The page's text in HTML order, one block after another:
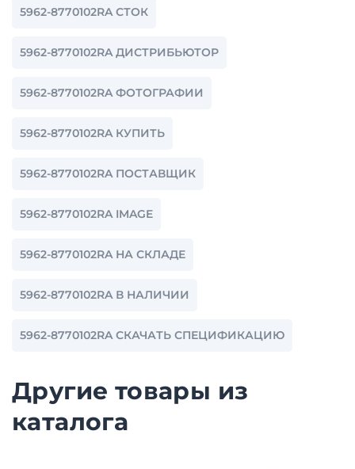
5962-8770102RA СТОК
5962-8770102RA ДИСТРИБЬЮТОР
5962-8770102RA ФОТОГРАФИИ
5962-8770102RA КУПИТЬ
5962-8770102RA ПОСТАВЩИК
5962-8770102RA IMAGE
5962-8770102RA НА СКЛАДЕ
5962-8770102RA В НАЛИЧИИ
5962-8770102RA СКАЧАТЬ СПЕЦИФИКАЦИЮ
Другие товары из
каталога